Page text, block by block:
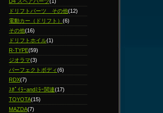
ドリフトパーツ その他(12)
電動カー（ドリフト） (6)
その他(16)
ドリフトホイル(1)
R-TYPE(59)
ジオラマ(3)
パーフェクトボディ(6)
RDX(7)
ｽﾎﾟｲﾗｰandﾐﾗｰ関連(17)
TOYOTA(15)
MAZDA(7)